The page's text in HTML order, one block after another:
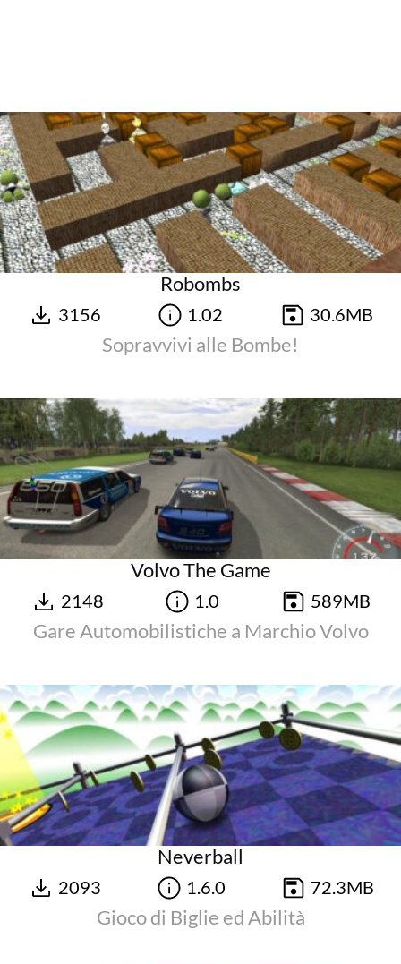
Robombs
3156 1.02 30.6MB
Sopravvivi alle Bombe!
Volvo The Game
2148 1.0 589MB
Gare Automobilistiche a Marchio Volvo
Neverball
2093 1.6.0 72.3MB
Gioco di Biglie ed Abilità